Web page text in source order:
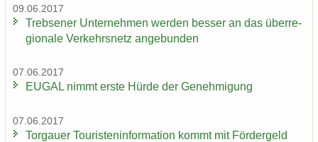
09.06.2017
Trebse­ner Un­ter­neh­men wer­den bes­ser an das über­re­
gio­na­le Ver­kehrs­netz an­ge­bun­den
07.06.2017
EUGAL nimmt erste Hürde der Ge­neh­mi­gung
07.06.2017
Tor­gau­er Tou­ris­ten­in­for­ma­ti­on kommt mit För­der­geld